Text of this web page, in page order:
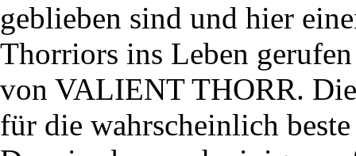
geblieben sind und hier
Thorriors ins Leben
von VALIENT THORR.
für die wahrscheinlich